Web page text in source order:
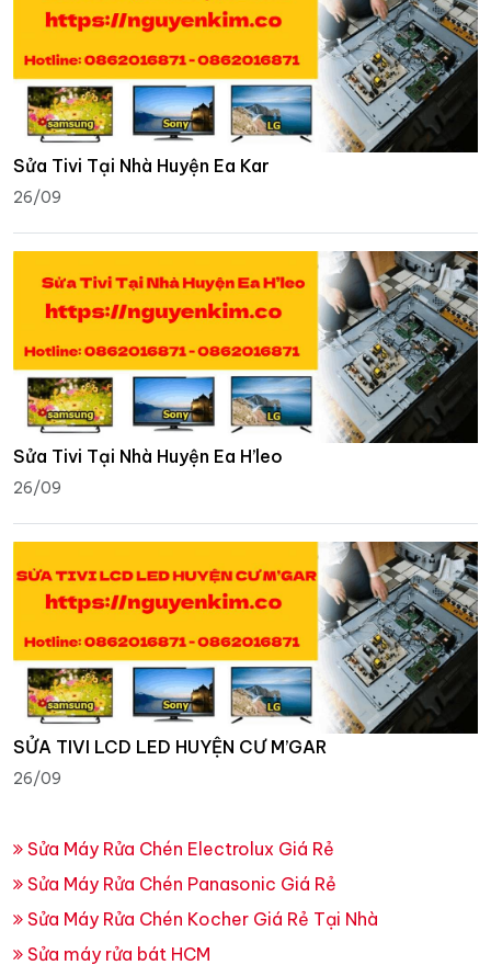
Sửa Tivi Tại Nhà Huyện Ea Kar
26/09
Sửa Tivi Tại Nhà Huyện Ea H’leo
26/09
SỬA TIVI LCD LED HUYỆN CƯ M’GAR
26/09
Sửa Máy Rửa Chén Electrolux Giá Rẻ
Sửa Máy Rửa Chén Panasonic Giá Rẻ
Sửa Máy Rửa Chén Kocher Giá Rẻ Tại Nhà
Sửa máy rửa bát HCM